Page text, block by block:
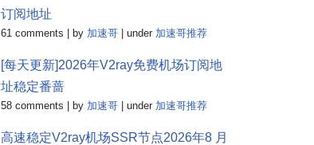
订阅地址
61 comments by 加速哥 under 加速哥推荐
[每天更新]2026年V2ray免费机场订阅地
址稳定番蔷
58 comments by 加速哥 under 加速哥推荐
高速稳定V2ray机场SSR节点2026年8 月